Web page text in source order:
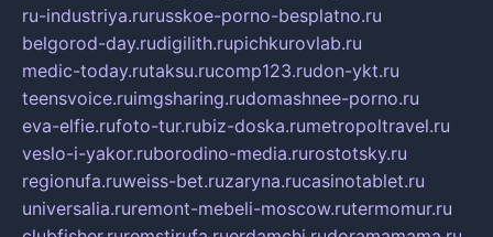
ru-industriya.rurusskoe-porno-besplatno.ru
belgorod-day.rudigilith.rupichkurovlab.ru
medic-today.rutaksu.rucomp123.rudon-ykt.ru
teensvoice.ruimgsharing.rudomashnee-porno.ru
eva-elfie.rufoto-tur.rubiz-doska.rumetropoltravel.ru
veslo-i-yakor.ruborodino-media.rurostotsky.ru
regionufa.ruweiss-bet.ruzaryna.rucasinotablet.ru
universalia.ruremont-mebeli-moscow.rutermomur.ru